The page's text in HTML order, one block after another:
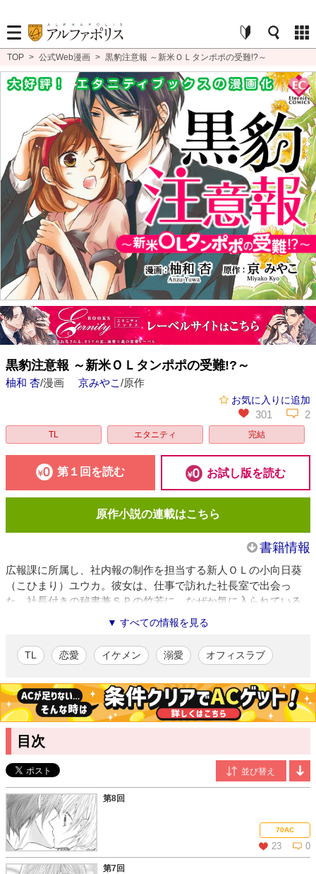
TOP > 公式Web漫画 > 黒豹注意報 ～新米ＯＬタンポポの受難!?～
黒豹注意報 ～新米ＯＬタンポポの受難!?～
柚和 杏/漫画 京みやこ /原作
お気に入りに追加
301 2
TL エタニティ 完結
第１回を読む お試し版を読む
原作小説の連載はこちら
書籍情報
広報課に所属し、社内報の制作を担当する新人ＯＬの小向日葵
（こひまり）ユウカ。彼女は、仕事で訪れた社長室で出会っ
た、社長付きの秘書兼ＳＰの竹若に、なぜか気に入られている
よう。甘いものに目がない彼女は、お菓子を片手に彼から猛烈
に迫られて――。溺愛オフィスラブストーリー、待望の漫画
化！
関西在住。代表作に「ドS御曹司の花嫁候補」（アルファポリ
ス、全3巻）などがある。
京みやこ/原作
ホンワカほのぼの＆ちょっぴり切ない恋愛小説をメインにWEBに
て活動中。趣味はお菓子作り。作ることも食べることも大好き。
▼ すべての情報を見る
TL 恋愛 イケメン 溺愛 オフィスラブ
目次
第8回
70AC
23 0
第7回